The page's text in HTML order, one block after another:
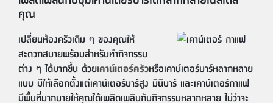
คุณ
เปลี่ยนห้องครัวเดิม ๆ ของคุณให้
สะดวกสบายพร้อมสำหรับทำกิจกรรม
ต่าง ๆ ได้มากขึ้น ด้วยเคาน์เตอร์ครัวหรือเคาน์เตอร์บาร์หลากหลาย
แบบ มีให้เลือกตั้งแต่เคาน์เตอร์บาร์สูง มินิบาร์ และเคาน์เตอร์กาแฟ
มีพื้นที่มากมายให้คุณได้เพลิดเพลินกับกิจกรรมหลากหลาย ไม่ว่าจะ